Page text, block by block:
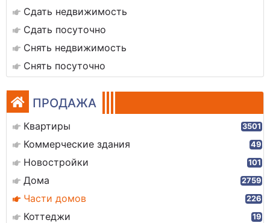
Сдать недвижимость
Сдать посуточно
Снять недвижимость
Снять посуточно
ПРОДАЖА
Квартиры 3501
Коммерческие здания 49
Новостройки 101
Дома 2759
Части домов 226
Коттеджи 19